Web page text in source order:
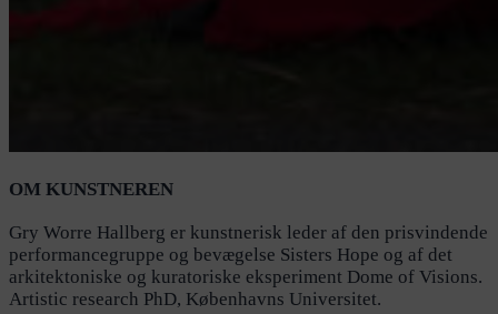
OM KUNSTNEREN
Gry Worre Hallberg er kunstnerisk leder af den prisvindende
performancegruppe og bevægelse Sisters Hope og af det
arkitektoniske og kuratoriske eksperiment Dome of Visions.
Artistic research PhD, Københavns Universitet.